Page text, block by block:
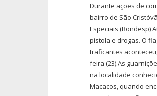
Durante ações de
bairro de São
Especiais (Rondesp)
pistola e drogas. O
traficantes
feira (23).As
na localidade
Macacos, quando